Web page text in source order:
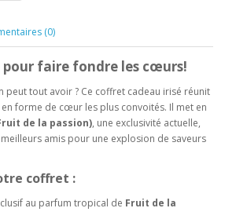
(0)
faire fondre les cœurs!
peut tout avoir ? Ce coffret cadeau irisé réunit
forme de cœur les plus convoités. Il met en
de la passion), une exclusivité actuelle,
amis pour une explosion de saveurs
coffret :
au parfum tropical de Fruit de la